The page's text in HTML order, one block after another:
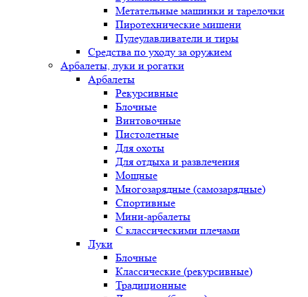
Метательные машинки и тарелочки
Пиротехнические мишени
Пулеулавливатели и тиры
Средства по уходу за оружием
Арбалеты, луки и рогатки
Арбалеты
Рекурсивные
Блочные
Винтовочные
Пистолетные
Для охоты
Для отдыха и развлечения
Мощные
Многозарядные (самозарядные)
Спортивные
Мини-арбалеты
С классическими плечами
Луки
Блочные
Классические (рекурсивные)
Традиционные